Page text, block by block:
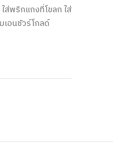
ส่พริกแกงที่โขลก ใส่
เอนชัวร์โกลด์